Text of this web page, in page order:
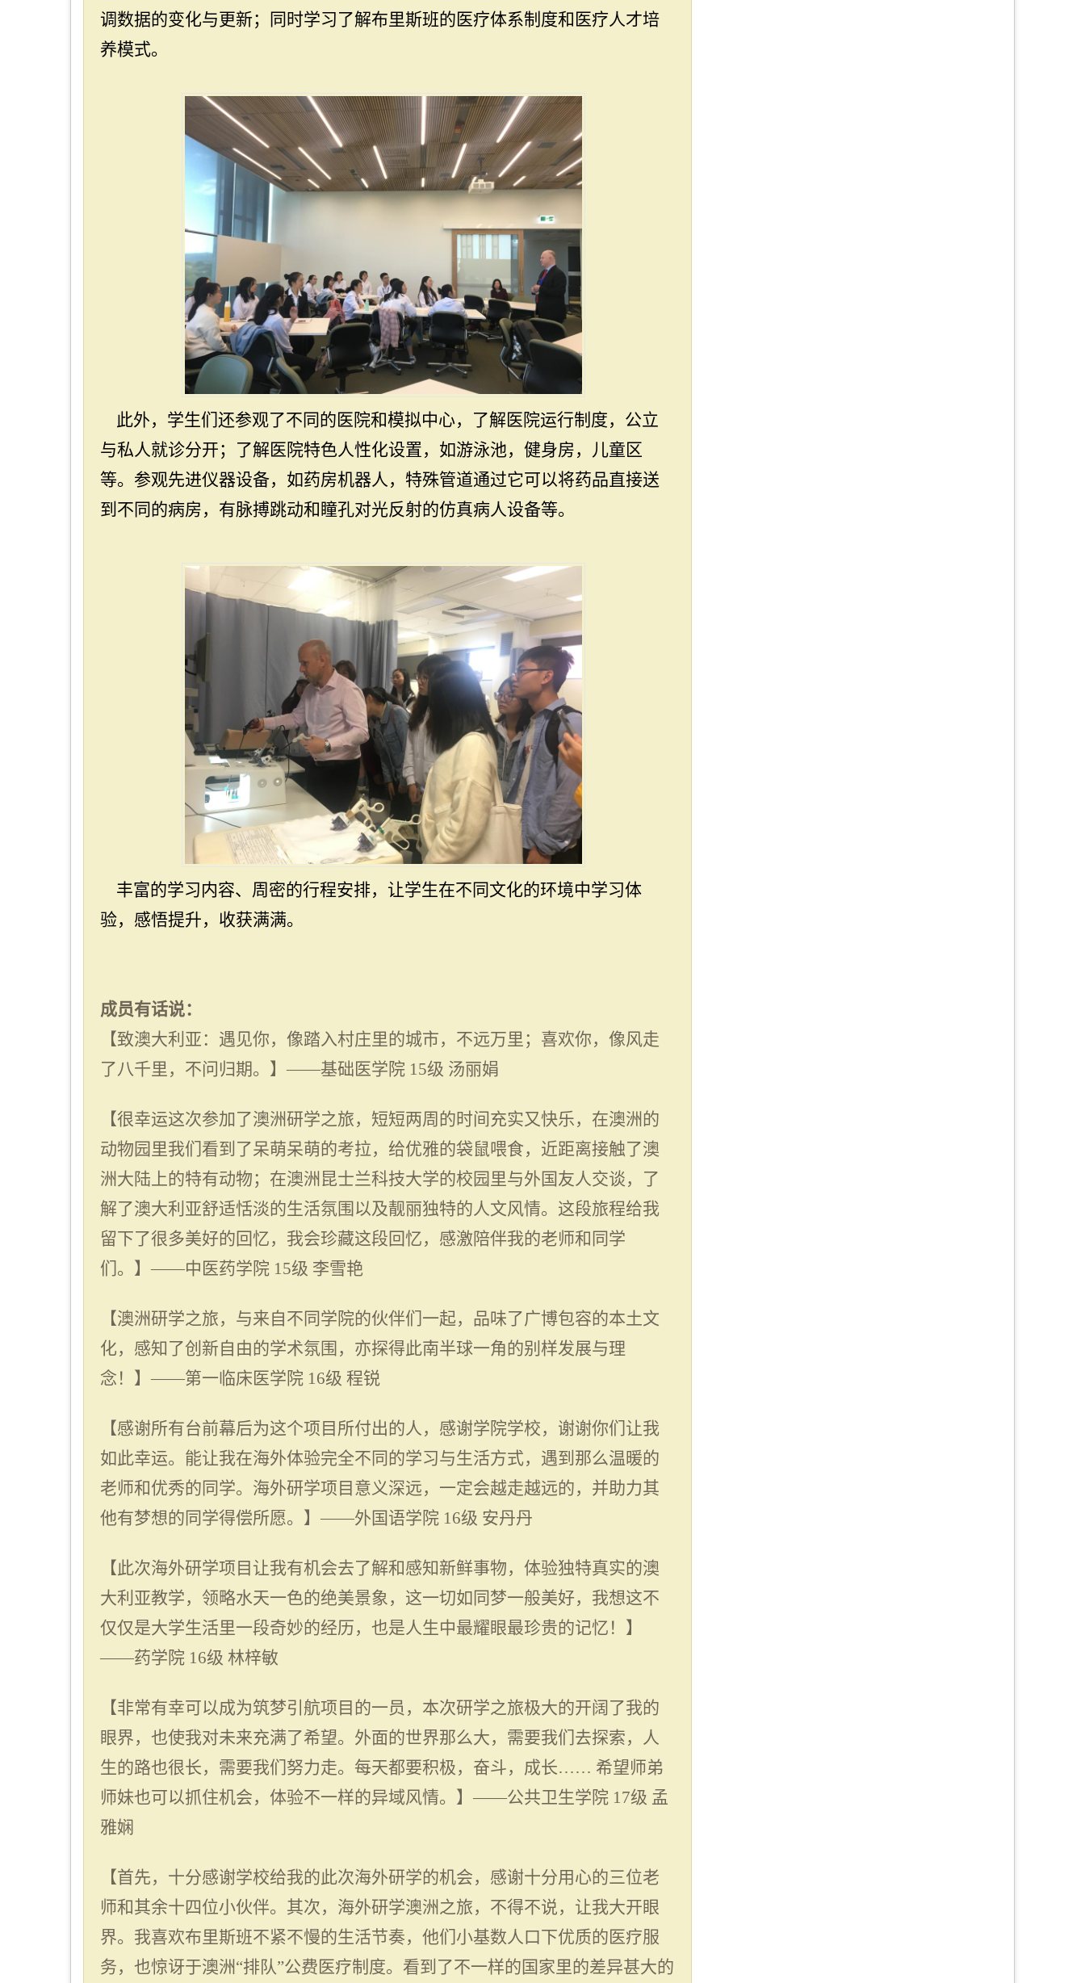
调数据的变化与更新；同时学习了解布里斯班的医疗体系制度和医疗人才培
养模式。
此外，学生们还参观了不同的医院和模拟中心，了解医院运行制度，公立
与私人就诊分开；了解医院特色人性化设置，如游泳池，健身房，儿童区
等。参观先进仪器设备，如药房机器人，特殊管道通过它可以将药品直接送
到不同的病房，有脉搏跳动和瞳孔对光反射的仿真病人设备等。
丰富的学习内容、周密的行程安排，让学生在不同文化的环境中学习体
验，感悟提升，收获满满。
成员有话说：
【致澳大利亚：遇见你，像踏入村庄里的城市，不远万里；喜欢你，像风走
了八千里，不问归期。】——基础医学院 15级 汤丽娟
【很幸运这次参加了澳洲研学之旅，短短两周的时间充实又快乐，在澳洲的
动物园里我们看到了呆萌呆萌的考拉，给优雅的袋鼠喂食，近距离接触了澳
洲大陆上的特有动物；在澳洲昆士兰科技大学的校园里与外国友人交谈，了
解了澳大利亚舒适恬淡的生活氛围以及靓丽独特的人文风情。这段旅程给我
留下了很多美好的回忆，我会珍藏这段回忆，感激陪伴我的老师和同学
们。】——中医药学院 15级 李雪艳
【澳洲研学之旅，与来自不同学院的伙伴们一起，品味了广博包容的本土文
化，感知了创新自由的学术氛围，亦探得此南半球一角的别样发展与理
念！】——第一临床医学院 16级 程锐
【感谢所有台前幕后为这个项目所付出的人，感谢学院学校，谢谢你们让我
如此幸运。能让我在海外体验完全不同的学习与生活方式，遇到那么温暖的
老师和优秀的同学。海外研学项目意义深远，一定会越走越远的，并助力其
他有梦想的同学得偿所愿。】——外国语学院 16级 安丹丹
【此次海外研学项目让我有机会去了解和感知新鲜事物，体验独特真实的澳
大利亚教学，领略水天一色的绝美景象，这一切如同梦一般美好，我想这不
仅仅是大学生活里一段奇妙的经历，也是人生中最耀眼最珍贵的记忆！】
——药学院 16级 林梓敏
【非常有幸可以成为筑梦引航项目的一员，本次研学之旅极大的开阔了我的
眼界，也使我对未来充满了希望。外面的世界那么大，需要我们去探索，人
生的路也很长，需要我们努力走。每天都要积极，奋斗，成长…… 希望师弟
师妹也可以抓住机会，体验不一样的异域风情。】——公共卫生学院 17级 孟
雅娴
【首先，十分感谢学校给我的此次海外研学的机会，感谢十分用心的三位老
师和其余十四位小伙伴。其次，海外研学澳洲之旅，不得不说，让我大开眼
界。我喜欢布里斯班不紧不慢的生活节奏，他们小基数人口下优质的医疗服
务，也惊讶于澳洲“排队”公费医疗制度。看到了不一样的国家里的差异甚大的